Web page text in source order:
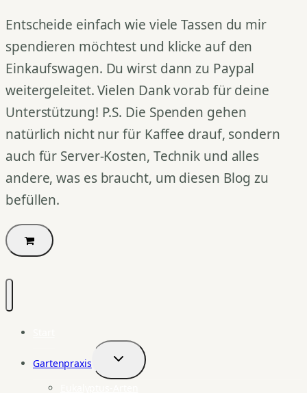
Entscheide einfach wie viele Tassen du mir
spendieren möchtest und klicke auf den
Einkaufswagen. Du wirst dann zu Paypal
weitergeleitet. Vielen Dank vorab für deine
Unterstützung! P.S. Die Spenden gehen
natürlich nicht nur für Kaffee drauf, sondern
auch für Server-Kosten, Technik und alles
andere, was es braucht, um diesen Blog zu
befüllen.
Gartenpraxis
Untermenü
umschalten